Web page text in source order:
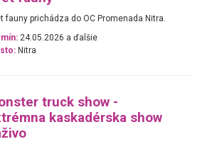
fauny prichádza do OC Promenada Nitra.
24.05.2026 a ďalšie
Nitra
truck show -
kaskadérska show